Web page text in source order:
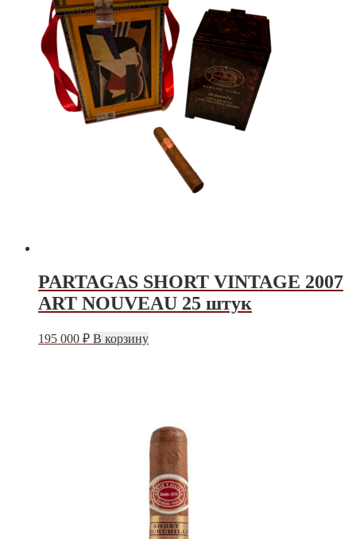
PARTAGAS SHORT VINTAGE 2007
ART NOUVEAU 25 штук
195 000 ₽ В корзину